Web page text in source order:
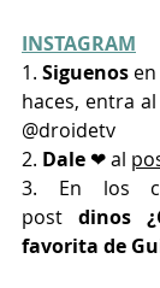
INSTAGRAM
1. Siguenos
haces, entra
@droidetv
2. Dale ❤ al
3. En los
post dinos
favorita de